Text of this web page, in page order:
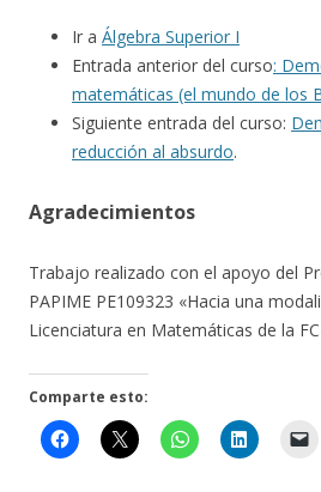
Ir a Álgebra Superior I
Entrada anterior del curso:
matemáticas (el mundo de los
Siguiente entrada del curso:
reducción al absurdo.
Agradecimientos
Trabajo realizado con el apoyo del
PAPIME PE109323 «Hacia una
Licenciatura en Matemáticas de la
Comparte esto: